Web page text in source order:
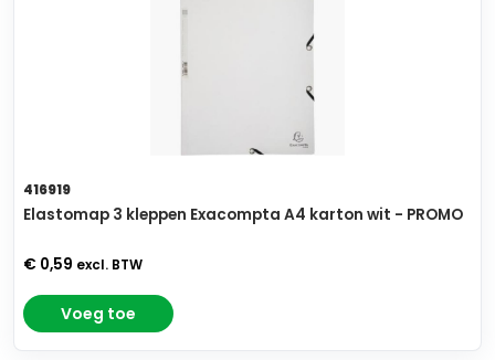
416919
Elastomap 3 kleppen Exacompta A4 karton wit - PROMO
€ 0,59 excl. BTW
Voeg toe